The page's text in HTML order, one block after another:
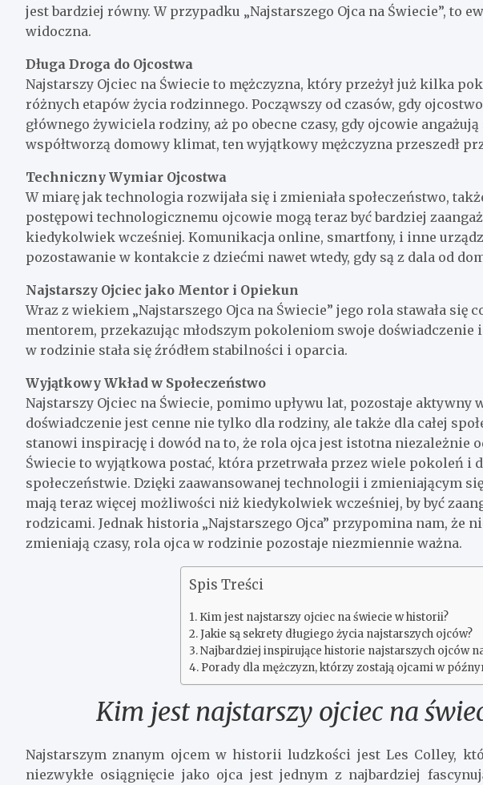
jest bardziej równy. W przypadku „Najstarszego Ojca na Świecie”, to
widoczna.
Długa Droga do Ojcostwa
Najstarszy Ojciec na Świecie to mężczyzna, który przeżył już kilka
różnych etapów życia rodzinnego. Począwszy od czasów, gdy
głównego żywiciela rodziny, aż po obecne czasy, gdy ojcowie
współtworzą domowy klimat, ten wyjątkowy mężczyzna przeszedł
Techniczny Wymiar Ojcostwa
W miarę jak technologia rozwijała się i zmieniała społeczeństwo,
postępowi technologicznemu ojcowie mogą teraz być bardziej
kiedykolwiek wcześniej. Komunikacja online, smartfony, i inne
pozostawanie w kontakcie z dziećmi nawet wtedy, gdy są z dala od
Najstarszy Ojciec jako Mentor i Opiekun
Wraz z wiekiem „Najstarszego Ojca na Świecie” jego rola stawała się
mentorem, przekazując młodszym pokoleniom swoje doświadczenie i
w rodzinie stała się źródłem stabilności i oparcia.
Wyjątkowy Wkład w Społeczeństwo
Najstarszy Ojciec na Świecie, pomimo upływu lat, pozostaje aktywny
doświadczenie jest cenne nie tylko dla rodziny, ale także dla całej
stanowi inspirację i dowód na to, że rola ojca jest istotna niezależnie
Świecie to wyjątkowa postać, która przetrwała przez wiele pokoleń i
społeczeństwie. Dzięki zaawansowanej technologii i zmieniającym
mają teraz więcej możliwości niż kiedykolwiek wcześniej, by być
rodzicami. Jednak historia „Najstarszego Ojca” przypomina nam, że
zmieniają czasy, rola ojca w rodzinie pozostaje niezmiennie ważna.
Spis Treści
Kim jest najstarszy ojciec na świecie w historii?
Jakie są sekrety długiego życia najstarszych ojców?
Najbardziej inspirujące historie najstarszych ojców
Porady dla mężczyzn, którzy zostają ojcami w
Kim jest najstarszy ojciec na
Najstarszym znanym ojcem w historii ludzkości jest Les Colley,
niezwykłe osiągnięcie jako ojca jest jednym z najbardziej